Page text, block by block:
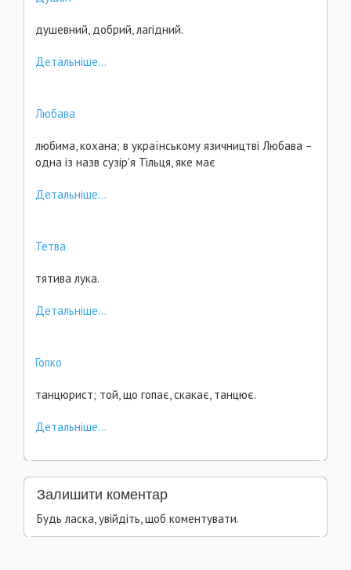
душевний, добрий, лагідний.
Детальніше...
Любава
любима, кохана; в українському язичництві Любава –
одна із назв сузір'я Тільця, яке має
Детальніше...
Тетва
тятива лука.
Детальніше...
Гопко
танцюрист; той, що гопає, скакає, танцює.
Детальніше...
Залишити коментар
Будь ласка, увійдіть, щоб коментувати.